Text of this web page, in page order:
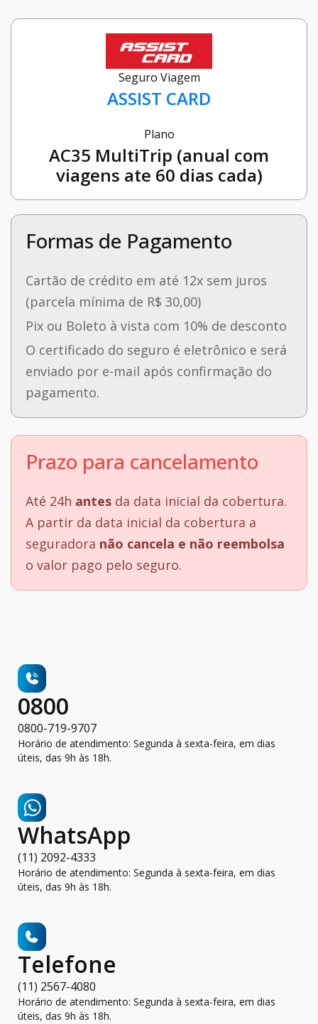
Seguro Viagem
ASSIST CARD
Plano
AC35 MultiTrip (anual com
viagens ate 60 dias cada)
Formas de Pagamento
Cartão de crédito em até 12x sem juros
(parcela mínima de R$ 30,00)
Pix ou Boleto à vista com 10% de desconto
O certificado do seguro é eletrônico e será
enviado por e-mail após confirmação do
pagamento.
Prazo para cancelamento
Até 24h antes da data inicial da cobertura.
A partir da data inicial da cobertura a
seguradora não cancela e não reembolsa
o valor pago pelo seguro.
0800
0800-719-9707
Horário de atendimento: Segunda à sexta-feira, em dias
úteis, das 9h às 18h.
WhatsApp
(11) 2092-4333
Horário de atendimento: Segunda à sexta-feira, em dias
úteis, das 9h às 18h.
Telefone
(11) 2567-4080
Horário de atendimento: Segunda à sexta-feira, em dias
úteis, das 9h às 18h.